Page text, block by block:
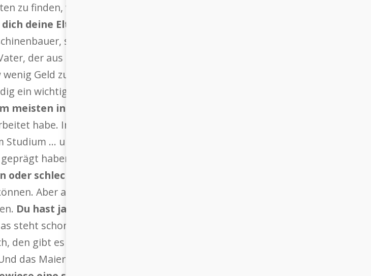
zu finden, wie man ein Geschäft aufbauen kann – und
deine Eltern entsprechend beruflich beeinflusst?
sehr stark technikorientiert. Sie kamen beide
der aus einer Bauernfamilie stammte – und als
Geld zur Verfügung. Man hat nicht über Geld
ein wichtiges Thema war, damit die Familie überleben
meisten in seinem Leben?
habe. Insbesondere meine Chefs, aber auch die
... und wenn ich so zurückblicke, kann ich schon
haben – und mir auch 'ne Menge zugetraut haben.
oder schlecht?
Aber anderen etwas zutrauen, im Unternehmen
Du hast ja einen Doppelnamen. Steht das für einen
steht schon ein Stück weit für Emanzipation. Ich finde
den gibt es nicht so oft. Den wollte ich einfach ganz gerne
das Maier habe ich hinzugenommen, damit ich auch